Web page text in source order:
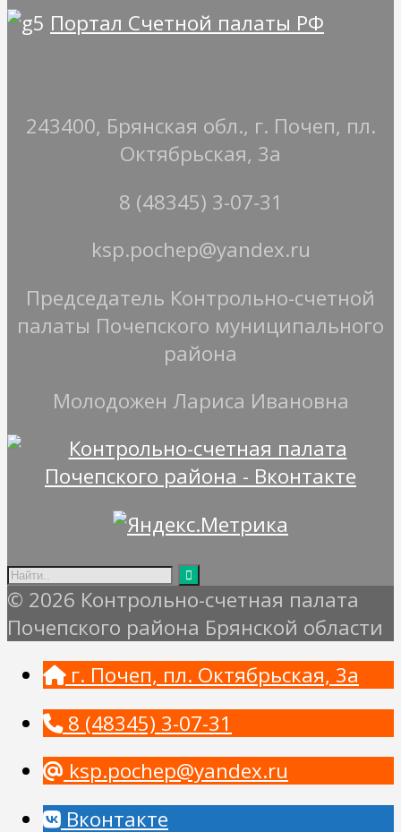
Портал Счетной палаты РФ
243400, Брянская обл., г. Почеп, пл.
Октябрьская, 3а
8 (48345) 3-07-31
ksp.pochep@yandex.ru
Председатель Контрольно-счетной
палаты Почепского муниципального
района
Молодожен Лариса Ивановна
© 2026 Контрольно-счетная палата
Почепского района Брянской области
г. Почеп, пл. Октябрьская, 3а
8 (48345) 3-07-31
ksp.pochep@yandex.ru
Вконтакте